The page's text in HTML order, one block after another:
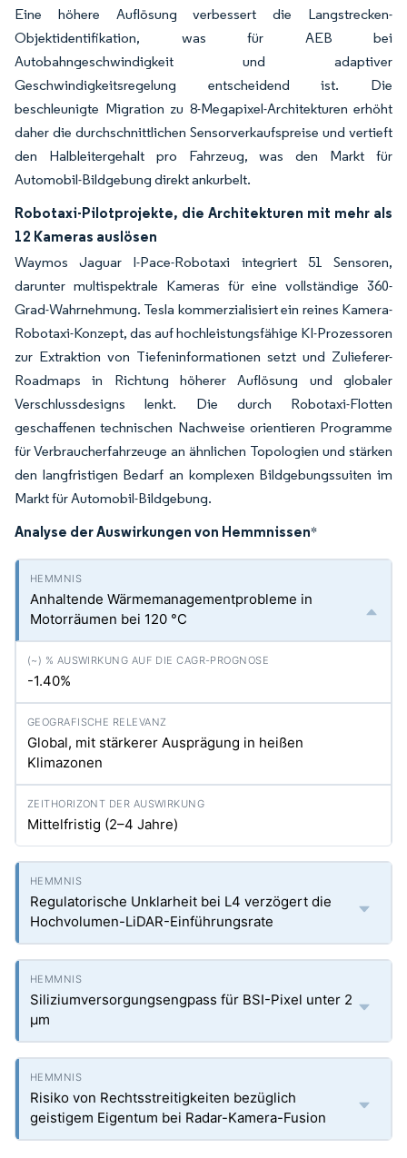
Eine höhere Auflösung verbessert die Langstrecken-
Objektidentifikation, was für AEB bei
Autobahngeschwindigkeit und adaptiver
Geschwindigkeitsregelung entscheidend ist. Die
beschleunigte Migration zu 8-Megapixel-Architekturen erhöht
daher die durchschnittlichen Sensorverkaufspreise und vertieft
den Halbleitergehalt pro Fahrzeug, was den Markt für
Automobil-Bildgebung direkt ankurbelt.
Robotaxi-Pilotprojekte, die Architekturen mit mehr als
12 Kameras auslösen
Waymos Jaguar I-Pace-Robotaxi integriert 51 Sensoren,
darunter multispektrale Kameras für eine vollständige 360-
Grad-Wahrnehmung. Tesla kommerzialisiert ein reines Kamera-
Robotaxi-Konzept, das auf hochleistungsfähige KI-Prozessoren
zur Extraktion von Tiefeninformationen setzt und Zulieferer-
Roadmaps in Richtung höherer Auflösung und globaler
Verschlussdesigns lenkt. Die durch Robotaxi-Flotten
geschaffenen technischen Nachweise orientieren Programme
für Verbraucherfahrzeuge an ähnlichen Topologien und stärken
den langfristigen Bedarf an komplexen Bildgebungssuiten im
Markt für Automobil-Bildgebung.
Analyse der Auswirkungen von Hemmnissen*
Anhaltende Wärmemanagementprobleme in
Motorräumen bei 120 °C
-1.40%
Global, mit stärkerer Ausprägung in heißen
Klimazonen
Mittelfristig (2–4 Jahre)
Regulatorische Unklarheit bei L4 verzögert die
Hochvolumen-LiDAR-Einführungsrate
Siliziumversorgungsengpass für BSI-Pixel unter 2
µm
Risiko von Rechtsstreitigkeiten bezüglich
geistigem Eigentum bei Radar-Kamera-Fusion